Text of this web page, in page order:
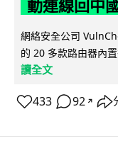
動連線回中
網絡安全公司
的 20 多款路由器內
讀全文
433 92 ↗